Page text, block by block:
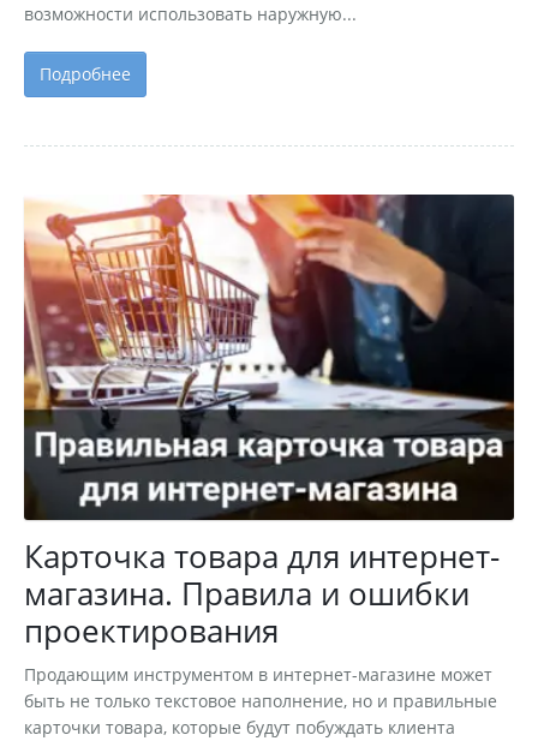
возможности использовать наружную...
Подробнее
Карточка товара для интернет-
магазина. Правила и ошибки
проектирования
Продающим инструментом в интернет-магазине может
быть не только текстовое наполнение, но и правильные
карточки товара, которые будут побуждать клиента